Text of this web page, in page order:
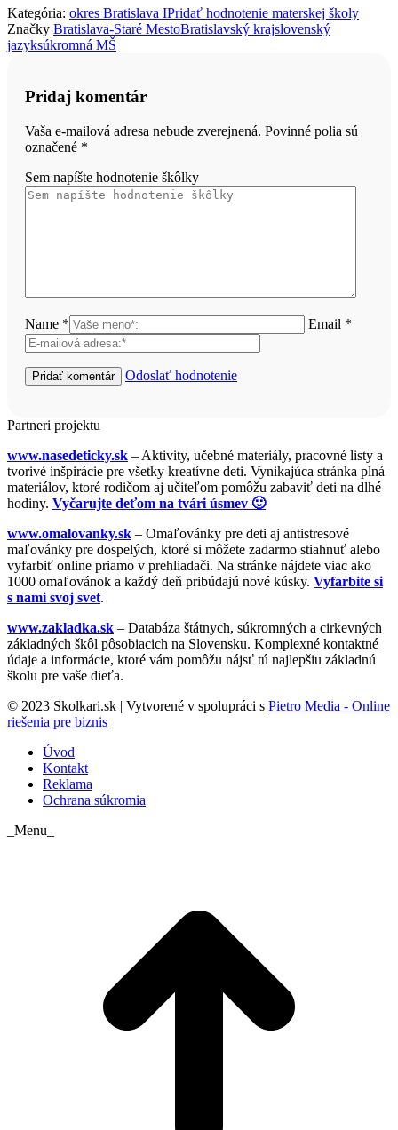
Kategória: okres Bratislava IPridať hodnotenie materskej školy
Značky Bratislava-Staré MestoBratislavský krajslovenský
jazyksúkromná MŠ
Pridaj komentár
Vaša e-mailová adresa nebude zverejnená. Povinné polia sú
označené *
Sem napíšte hodnotenie škôlky
Name * Email *
Odoslať hodnotenie
Partneri projektu
www.nasedeticky.sk – Aktivity, učebné materiály, pracovné listy a
tvorivé inšpirácie pre všetky kreatívne deti. Vynikajúca stránka plná
materiálov, ktoré rodičom aj učiteľom pomôžu zabaviť deti na dlhé
hodiny. Vyčarujte deťom na tvári úsmev 🙂
www.omalovanky.sk – Omaľovánky pre deti aj antistresové
maľovánky pre dospelých, ktoré si môžete zadarmo stiahnuť alebo
vyfarbiť online priamo v prehliadači. Na stránke nájdete viac ako
1000 omaľovánok a každý deň pribúdajú nové kúsky. Vyfarbite si
s nami svoj svet.
www.zakladka.sk – Databáza štátnych, súkromných a cirkevných
základných škôl pôsobiacich na Slovensku. Komplexné kontaktné
údaje a informácie, ktoré vám pomôžu nájsť tú najlepšiu základnú
školu pre vaše dieťa.
© 2023 Skolkari.sk | Vytvorené v spolupráci s Pietro Media - Online
riešenia pre biznis
Úvod
Kontakt
Reklama
Ochrana súkromia
_Menu_